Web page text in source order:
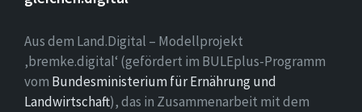
Aus dem Land.Digital – Modellprojekt
‚bremke.digital‘ (gefördert im BULEplus-Programm
vom Bundesministerium für Ernährung und
Landwirtschaft), das in Zusammenarbeit mit dem